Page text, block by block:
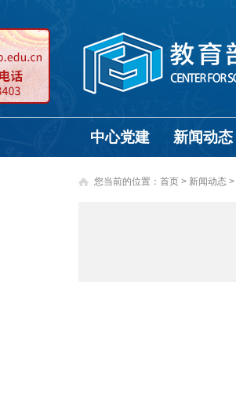
中心党建 新闻动态
您当前的位置： 首页 > 新闻动态 >